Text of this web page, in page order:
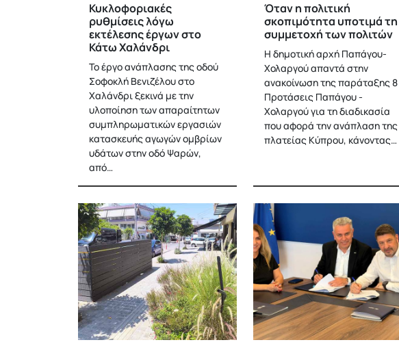
Κυκλοφοριακές
ρυθμίσεις λόγω
εκτέλεσης έργων στο
Κάτω Χαλάνδρι
Το έργο ανάπλασης της οδού
Σοφοκλή Βενιζέλου στο
Χαλάνδρι ξεκινά με την
υλοποίηση των απαραίτητων
συμπληρωματικών εργασιών
κατασκευής αγωγών ομβρίων
υδάτων στην οδό Ψαρών,
από…
Όταν η πολιτική
σκοπιμότητα υποτιμά τη
συμμετοχή των πολιτών
Η δημοτική αρχή Παπάγου-
Χολαργού απαντά στην
ανακοίνωση της παράταξης 8
Προτάσεις Παπάγου -
Χολαργού για τη διαδικασία
που αφορά την ανάπλαση της
πλατείας Κύπρου, κάνοντας…